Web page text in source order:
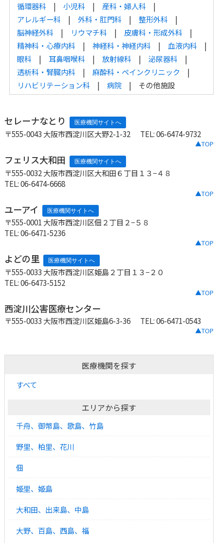
循環器科
小児科
産科・婦人科
アレルギー科
外科・肛門科
整形外科
脳神経外科
リウマチ科
皮膚科・形成外科
精神科・心療内科
神経科・神経内科
血液内科
眼科
耳鼻咽喉科 放射線科
泌尿器科
透析科・腎臓内科
麻酔科・ペインクリニック
リハビリテーション科
病院 その他施設
セレーナなとり
〒555-0043 大阪市西淀川区大野2-1-32 TEL: 06-6474-9732
▲TOP
フェリス大和田
〒555-0032 大阪市西淀川区大和田６丁目１３−４８
TEL: 06-6474-6668
▲TOP
ユーアイ
〒555-0001 大阪市西淀川区佃２丁目２−５８
TEL: 06-6471-5236
▲TOP
よどの里
〒555-0033 大阪市西淀川区姫島２丁目１３−２０
TEL: 06-6473-5152
▲TOP
西淀川公害医療センター
〒555-0033 大阪市西淀川区姫島6-3-36 TEL: 06-6471-0543
▲TOP
医療機関を探す
すべて
エリアから探す
千舟、御幣島、歌島、竹島
野里、柏里、花川
佃
姫里、姫島
大和田、出来島、中島
大野、百島、西島、福